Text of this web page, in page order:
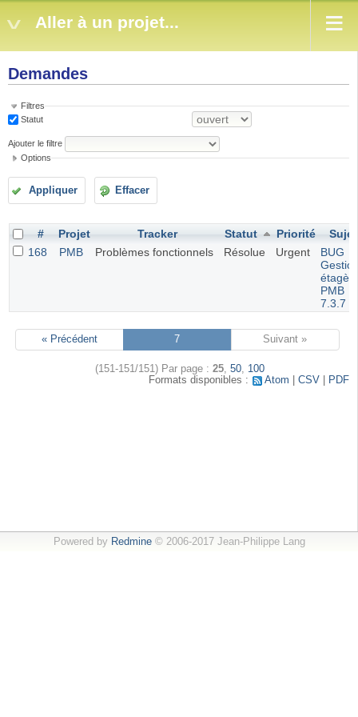
Aller à un projet...
Demandes
Filtres
Statut
Ajouter le filtre
Options
Appliquer Effacer
# Projet Tracker Statut Priorité
Sujet
168
PMB Problèmes fonctionnels Résolue Urgent
BUG
PMB
7.3.7
« Précédent 7 Suivant »
(151-151/151) Par page : 25, 50, 100
Formats disponibles :
Atom CSV PDF
Powered by Redmine© 2006-2017 Jean-Philippe Lang